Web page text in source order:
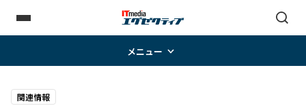
メニュー
関連情報